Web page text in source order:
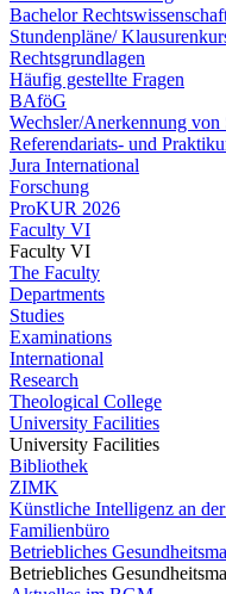
Bachelor
Stundenpläne/
Rechtsgrundlagen
Häufig gestellte Fragen
BAföG
Wechsler/Anerkennung von
Referendariats- und
Jura International
Forschung
ProKUR 2026
Faculty VI
Faculty VI
The Faculty
Departments
Studies
Examinations
International
Research
Theological College
University Facilities
University Facilities
Bibliothek
ZIMK
Künstliche Intelligenz an
Familienbüro
Betriebliches
Betriebliches